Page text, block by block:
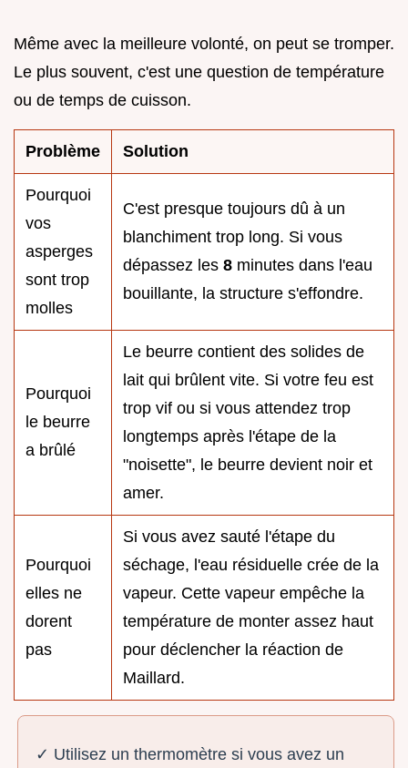
Même avec la meilleure volonté, on peut se tromper.
Le plus souvent, c'est une question de température
ou de temps de cuisson.
Problème Solution
Pourquoi
vos
asperges
sont trop
molles
C'est presque toujours dû à un
blanchiment trop long. Si vous
dépassez les 8 minutes dans l'eau
bouillante, la structure s'effondre.
Pourquoi
le beurre
a brûlé
Le beurre contient des solides de
lait qui brûlent vite. Si votre feu est
trop vif ou si vous attendez trop
longtemps après l'étape de la
"noisette", le beurre devient noir et
amer.
Pourquoi
elles ne
dorent
pas
Si vous avez sauté l'étape du
séchage, l'eau résiduelle crée de la
vapeur. Cette vapeur empêche la
température de monter assez haut
pour déclencher la réaction de
Maillard.
✓ Utilisez un thermomètre si vous avez un